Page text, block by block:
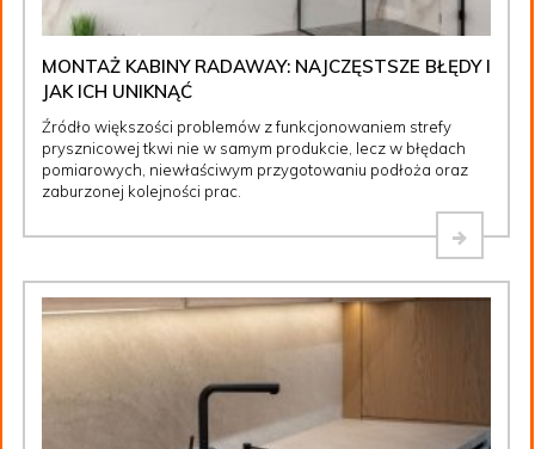
MONTAŻ KABINY RADAWAY: NAJCZĘSTSZE BŁĘDY I
JAK ICH UNIKNĄĆ
Źródło większości problemów z funkcjonowaniem strefy
prysznicowej tkwi nie w samym produkcie, lecz w błędach
pomiarowych, niewłaściwym przygotowaniu podłoża oraz
zaburzonej kolejności prac.